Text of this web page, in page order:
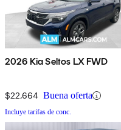
2026 Kia Seltos LX FWD
$22,664 Buena oferta
Incluye tarifas de conc.